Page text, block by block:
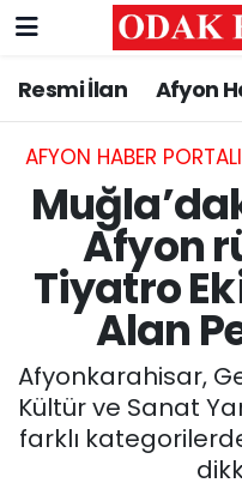
Resmi İlan Afyon
AFYON HABER
Afyon
Tiyatro
Alan
Afyonkarahisar,
Kültür ve Sanat
farklı
Resmi İlan
ASAYİŞ
GÜNCEL
SİYASET
EĞİTİM
MAGAZİN
Nöbetçi
Hava Durumu
Trafik Durumu
Süper Lig Puan
Tüm Manşetler
Son Dakika
Haber Arşivi